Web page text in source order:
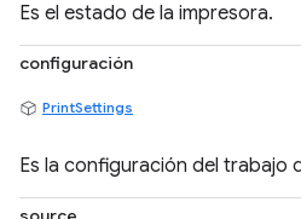
Es el estado de la impresora.
configuración
PrintSettings
Es la configuración del trabajo